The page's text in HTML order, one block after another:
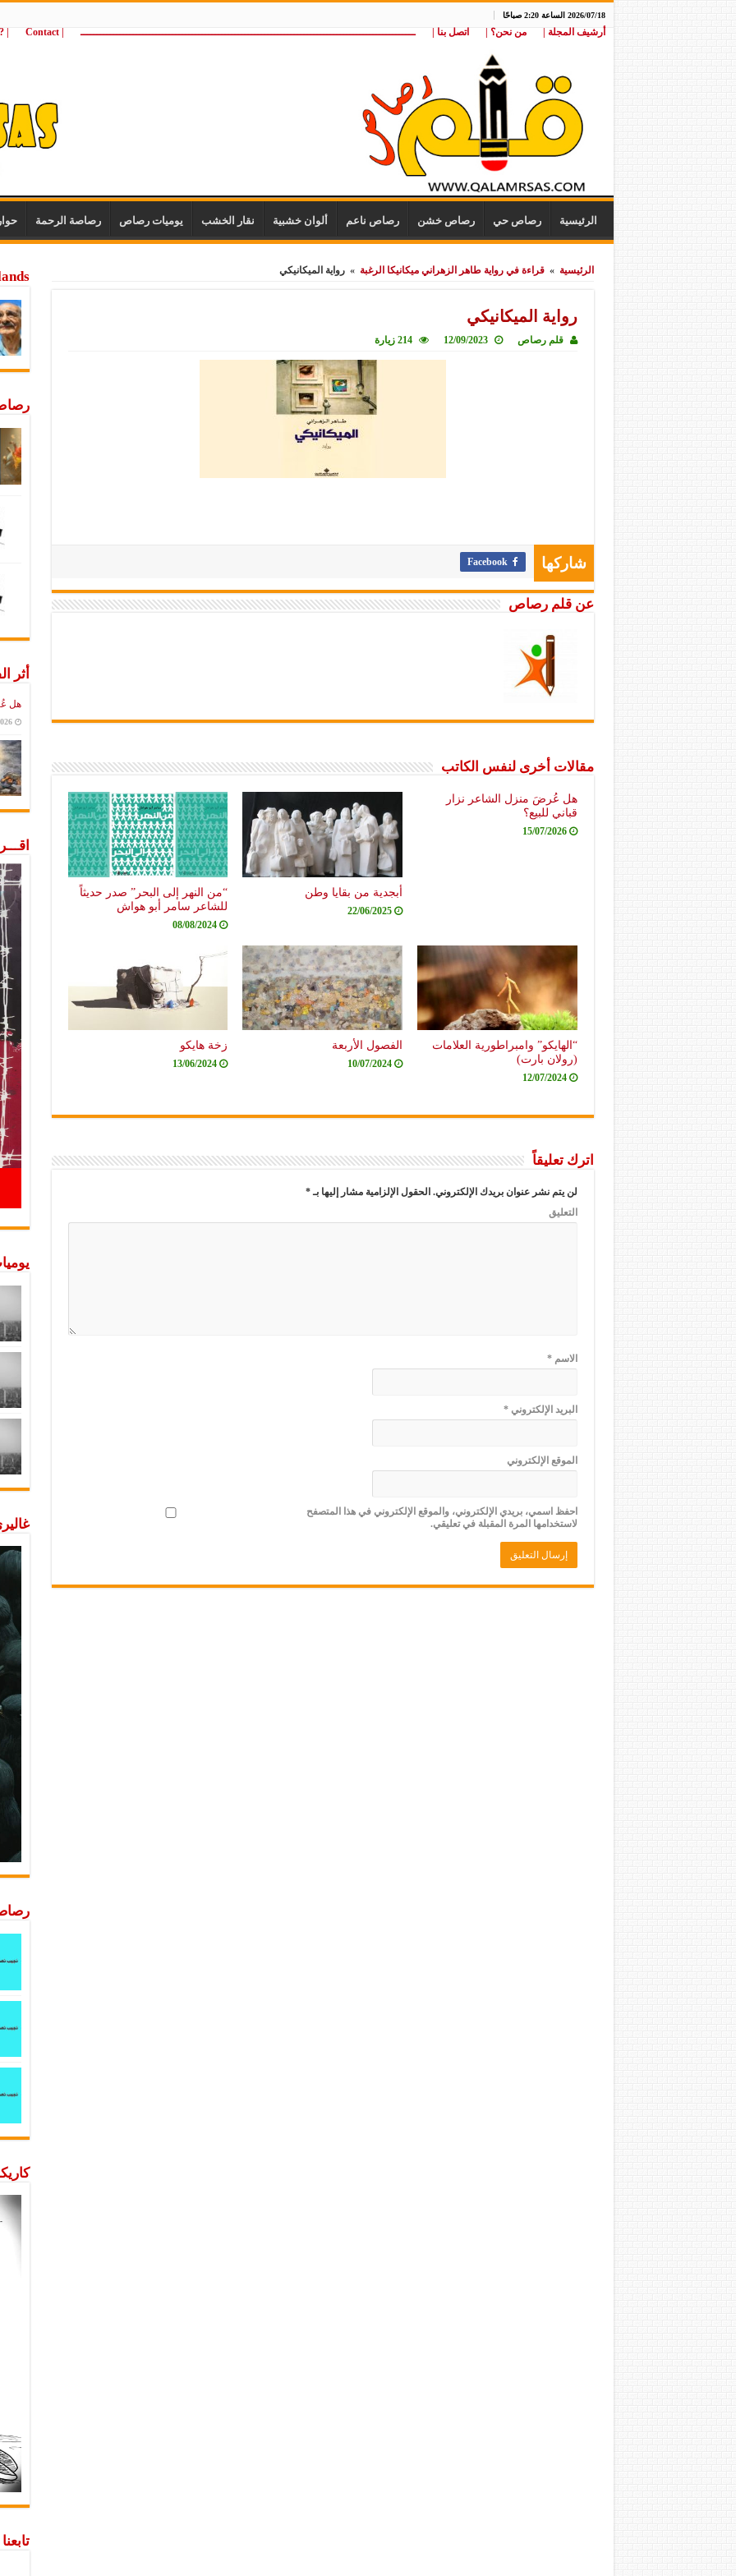
2026/07/18 الساعة 2:20 صباحًا
أرشيف المجلة | من نحن؟ | اتصل بنا | ــــــــــــــــــــــــــــــــــــــــــــــــــــــــــــــــــــــــــــــــــــــــــــــــــــــ | Contact
wij
الرئيسية رصاص حي رصاص خشن رصاص ناعم ألوان خشبية نقار الخشب يوميات رصاص رصاصة الرحمة
الرئيسية » قراءة في رواية طاهر الزهراني ميكانيكا الرغبة » رواية الميكانيكي
رواية الميكانيكي
قلم رصاص 12/09/2023 214 زيارة
شاركها Facebook
عن قلم رصاص
مقالات أخرى لنفس الكاتب
هل عُرضَ منزل الشاعر نزار
قباني للبيع؟
15/07/2026
أبجدية من بقايا وطن
22/06/2025
“من النهر إلى البحر” صدر حديثاً
للشاعر سامر أبو هواش
08/08/2024
“الهايكو” وامبراطورية العلامات
(رولان بارت)
12/07/2024
الفصول الأربعة
10/07/2024
زخة هايكو
13/06/2024
اترك تعليقاً
لن يتم نشر عنوان بريدك الإلكتروني. الحقول الإلزامية مشار إليها بـ*
التعليق
الاسم*
البريد الإلكتروني*
الموقع الإلكتروني
احفظ اسمي، بريدي الإلكتروني، والموقع الإلكتروني في هذا المتصفح
لاستخدامها المرة المقبلة في تعليقي.
أثر
هل